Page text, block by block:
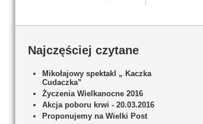
Najczęściej czytane
Mikołajowy spektakl „ Kaczka
Cudaczka”
Życzenia Wielkanocne 2016
Akcja poboru krwi - 20.03.2016
Proponujemy na Wielki Post